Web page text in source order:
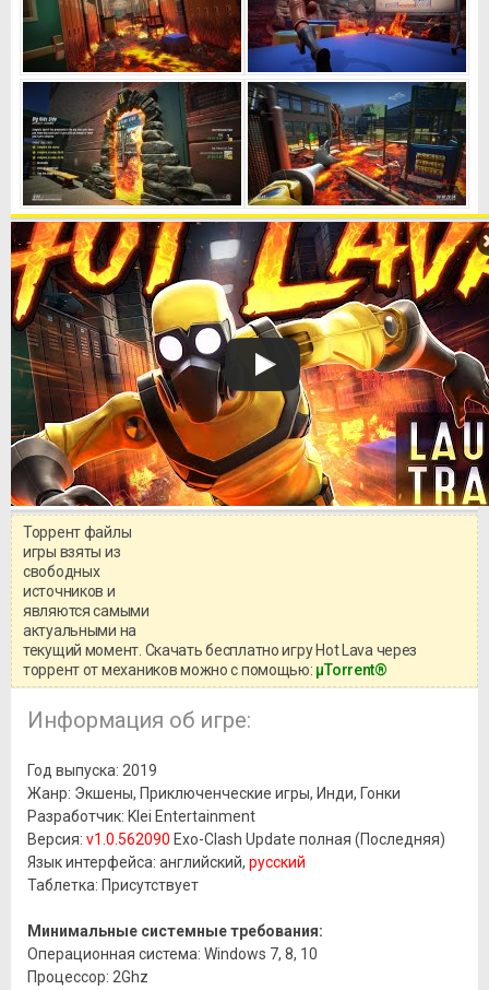
Торрент файлы
игры взяты из
свободных
источников и
являются самыми
актуальными на
текущий момент. Скачать бесплатно игру Hot Lava через
торрент от механиков можно с помощью: μTorrent®
Информация об игре:
Год выпуска: 2019
Жанр: Экшены, Приключенческие игры, Инди, Гонки
Разработчик: Klei Entertainment
Версия: v1.0.562090 Exo-Clash Update полная (Последняя)
Язык интерфейса: английский, русский
Таблетка: Присутствует
Минимальные системные требования:
Операционная система: Windows 7, 8, 10
Процессор: 2Ghz